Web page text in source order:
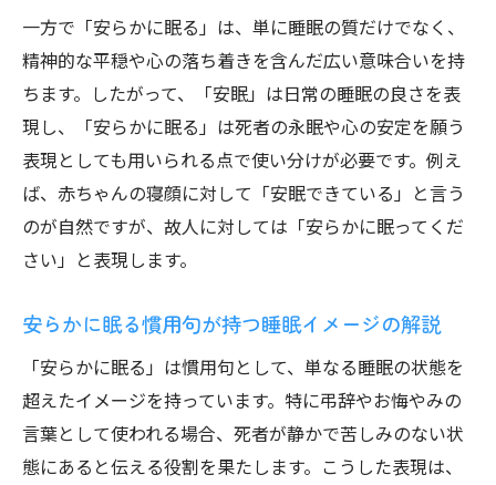
広辞苑掲載の安らかに眠るを睡眠視点で分
析
誤用を防ぐ安らかな眠りの正しい使い方
安らかに眠ると睡眠の誤用事例と注意点
安らかな眠りの正しい使い方と睡眠表現
失礼にならない安らかに眠ると睡眠の使い
分け
安らかに眠る表現と睡眠の誤解を避ける方
安らかな眠りと睡眠の適切な表現を解説
一方で「安らかに眠る」は、単に睡眠の質だけでなく、
精神的な平穏や心の落ち着きを含んだ広い意味合いを持
ちます。したがって、「安眠」は日常の睡眠の良さを表
現し、「安らかに眠る」は死者の永眠や心の安定を願う
表現としても用いられる点で使い分けが必要です。例え
ば、赤ちゃんの寝顔に対して「安眠できている」と言う
のが自然ですが、故人に対しては「安らかに眠ってくだ
さい」と表現します。
安らかに眠る慣用句が持つ睡眠イメージの解説
「安らかに眠る」は慣用句として、単なる睡眠の状態を
超えたイメージを持っています。特に弔辞やお悔やみの
言葉として使われる場合、死者が静かで苦しみのない状
態にあると伝える役割を果たします。こうした表現は、